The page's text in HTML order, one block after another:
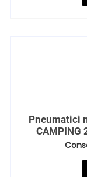
Pneumatici
CAMPING